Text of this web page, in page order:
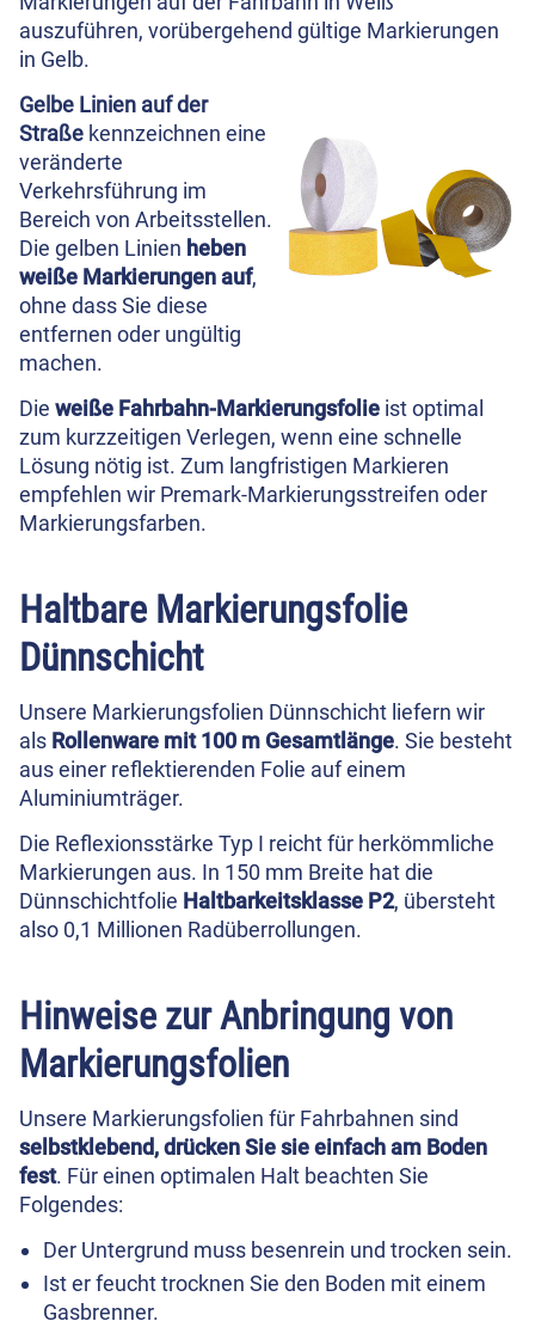
auszuführen, vorübergehend gültige Markierungen
in Gelb.
Gelbe Linien auf der
Straße kennzeichnen eine
veränderte
Verkehrsführung im
Bereich von Arbeitsstellen.
Die gelben Linien heben
weiße Markierungen auf,
ohne dass Sie diese
entfernen oder ungültig
machen.
Die weiße Fahrbahn-Markierungsfolie ist optimal
zum kurzzeitigen Verlegen, wenn eine schnelle
Lösung nötig ist. Zum langfristigen Markieren
empfehlen wir Premark-Markierungsstreifen oder
Markierungsfarben.
Haltbare Markierungsfolie
Dünnschicht
Unsere Markierungsfolien Dünnschicht liefern wir
als Rollenware mit 100 m Gesamtlänge. Sie besteht
aus einer reflektierenden Folie auf einem
Aluminiumträger.
Die Reflexionsstärke Typ I reicht für herkömmliche
Markierungen aus. In 150 mm Breite hat die
Dünnschichtfolie Haltbarkeitsklasse P2, übersteht
also 0,1 Millionen Radüberrollungen.
Hinweise zur Anbringung von
Markierungsfolien
Unsere Markierungsfolien für Fahrbahnen sind
selbstklebend, drücken Sie sie einfach am Boden
fest. Für einen optimalen Halt beachten Sie
Folgendes:
Der Untergrund muss besenrein und trocken sein.
Ist er feucht trocknen Sie den Boden mit einem
Gasbrenner.